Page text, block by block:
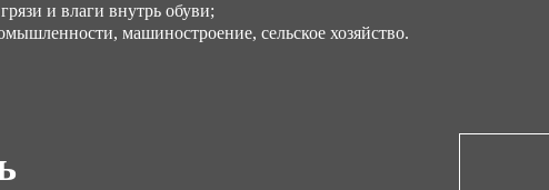
и влаги внутрь обуви;
машиностроение, сельское хозяйство.